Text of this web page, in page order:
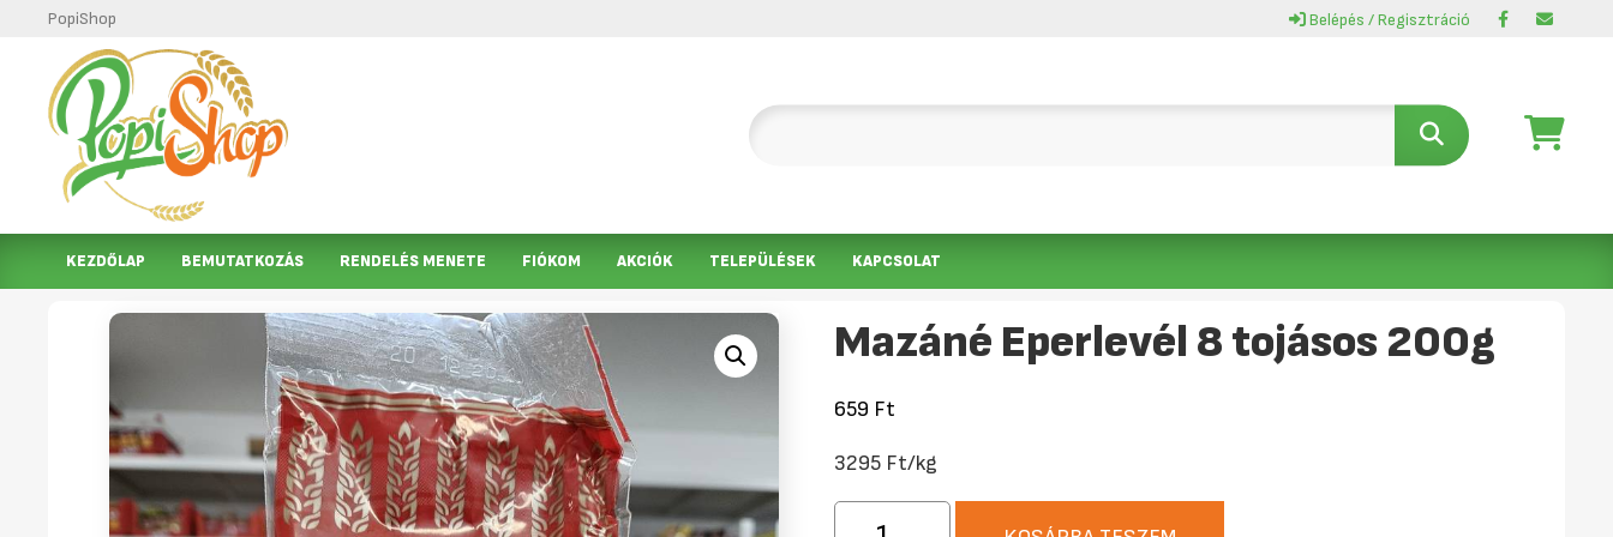
PopiShop Belépés / Regisztráció
KEZDŐLAP BEMUTATKOZÁS RENDELÉS MENETE FIÓKOM AKCIÓK TELEPÜLÉSEK KAPCSOLAT
Mazáné Eperlevél 8 tojásos 200g
659 Ft
3295 Ft/kg